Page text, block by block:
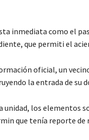
inmediata como el
que permiti el
oficial, un
la entrada de su
unidad, los elementos
que tenía reporte de